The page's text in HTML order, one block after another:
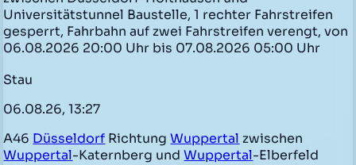
Universitätstunnel Baustelle, 1 rechter Fahrstreifen
gesperrt, Fahrbahn auf zwei Fahrstreifen verengt, von
06.08.2026 20:00 Uhr bis 07.08.2026 05:00 Uhr
Stau
06.08.26, 13:27
A46 Düsseldorf RichtungWuppertal zwischen
Wuppertal-Katernberg undWuppertal-Elberfeld